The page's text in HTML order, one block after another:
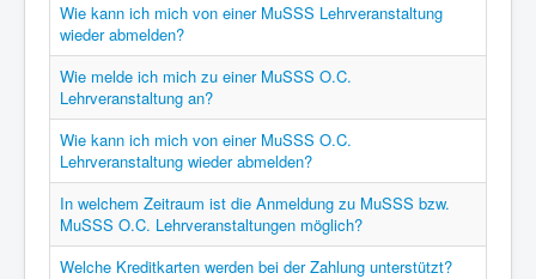
Wie kann ich mich von einer MuSSS Lehrveranstaltung
wieder abmelden?
Wie melde ich mich zu einer MuSSS O.C.
Lehrveranstaltung an?
Wie kann ich mich von einer MuSSS O.C.
Lehrveranstaltung wieder abmelden?
In welchem Zeitraum ist die Anmeldung zu MuSSS bzw.
MuSSS O.C. Lehrveranstaltungen möglich?
Welche Kreditkarten werden bei der Zahlung unterstützt?